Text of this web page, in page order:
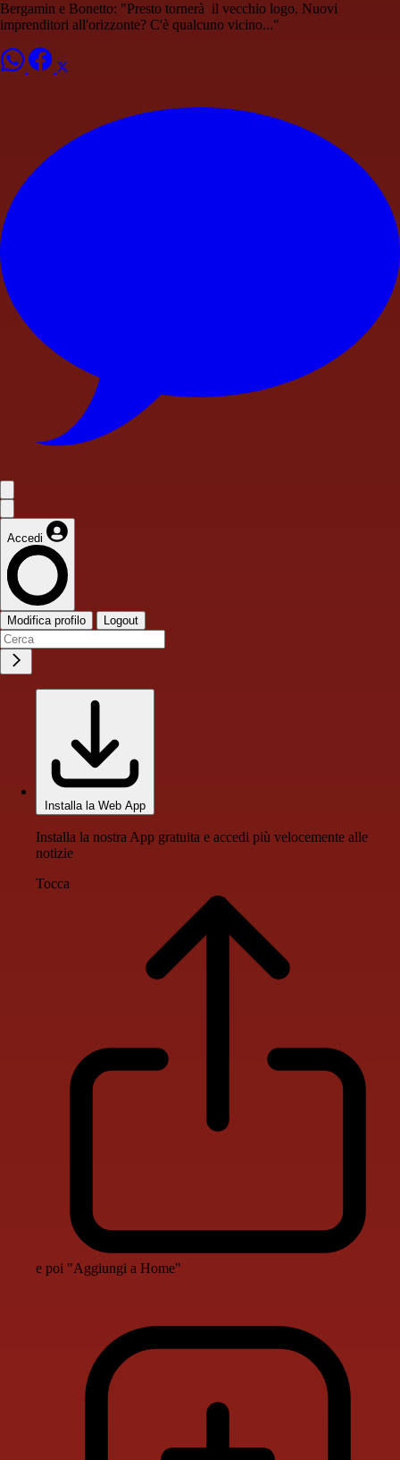
Bergamin e Bonetto: "Presto tornerà il vecchio logo. Nuovi
imprenditori all'orizzonte? C'è qualcuno vicino..."
Accedi
Modifica profilo Logout
Installa la Web App
Installa la nostra App gratuita e accedi più velocemente alle
notizie
Tocca
e poi "Aggiungi a Home"